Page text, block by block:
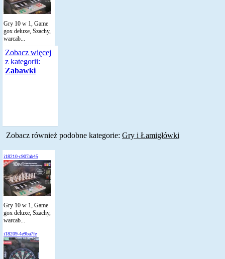
Gry 10 w 1, Game
gox deluxe, Szachy,
warcab...
Zobacz więcej
z kategorii:
Zabawki
Zobacz również podobne kategorie: Gry i Łamigłówki
i18210-c907ab45
Gry 10 w 1, Game
gox deluxe, Szachy,
warcab...
i18209-4e9ba7fe